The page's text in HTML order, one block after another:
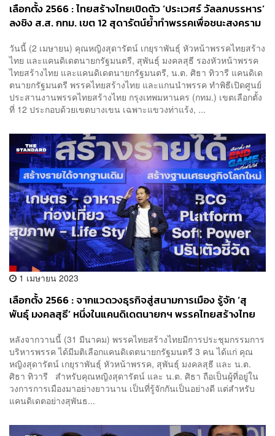
เลือกตั้ง 2566 : ไทยสร้างไทยเปิดตัว ‘ประเวศร์ วัลลภบรรหาร’
ลงชิง ส.ส. กทม. เขต 12 สุดารัตน์ย้ำทำพรรคเพื่อชนะสงคราม
วันนี้ (2 เมษายน) คุณหญิงสุดารัตน์ เกยุราพันธุ์ หัวหน้าพรรคไทยสร้าง
ไทย และแคนดิเดตนายกรัฐมนตรี, สุพันธุ์ มงคลสุธี รองหัวหน้าพรรค
ไทยสร้างไทย และแคนดิเดตนายกรัฐมนตรี, น.ต. ศิธา ทิวารี แคนดิเด
ตนายกรัฐมนตรี พรรคไทยสร้างไทย และแกนนำพรรค ทำพิธีเปิดศูนย์
ประสานงานพรรคไทยสร้างไทย กรุงเทพมหานคร (กทม.) เขตเลือกตั้ง
ที่ 12 ประกอบด้วยเขตบางเขน เฉพาะแขวงท่าแร้ง, ...
1 เมษายน 2023
เลือกตั้ง 2566 : จากแวดวงธุรกิจสู่สนามการเมือง รู้จัก ‘สุ
พันธุ์ มงคลสุธี’ หนึ่งในแคนดิเดตนายกฯ​ พรรคไทยสร้างไทย
หลังจากวานนี้ (31 มีนาคม) พรรคไทยสร้างไทยมีการประชุมกรรมการ
บริหารพรรค ได้มีมติเลือกแคนดิเดตนายกรัฐมนตรี 3 คน ได้แก่ คุณ
หญิงสุดารัตน์ เกยุราพันธุ์ หัวหน้าพรรค, สุพันธ์ุ มงคลสุธี และ น.ต.
ศิธา ทิวารี สำหรับคุณหญิงสุดารัตน์ และ น.ต. ศิธา ถือเป็นผู้ที่อยู่ใน
วงการการเมืองมาอย่างยาวนาน เป็นที่รู้จักกันเป็นอย่างดี แต่สำหรับ
แคนดิเดตอย่างสุพันธ...